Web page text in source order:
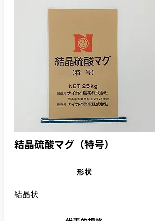
結晶硫酸マグ（特号）
形状
結晶状